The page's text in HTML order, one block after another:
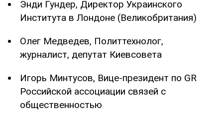
Энди Гундер, Директор Украинского
Института в Лондоне (Великобритания)
Олег Медведев, Политтехнолог,
журналист, депутат Киевсовета
Игорь Минтусов, Вице-президент по GR
Российской ассоциации связей с
общественностью